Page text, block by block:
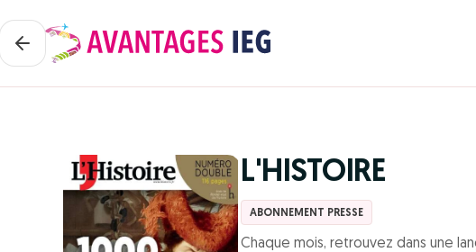
L'HISTOIRE
ABONNEMENT PRESSE
Chaque mois, retrouvez dans une